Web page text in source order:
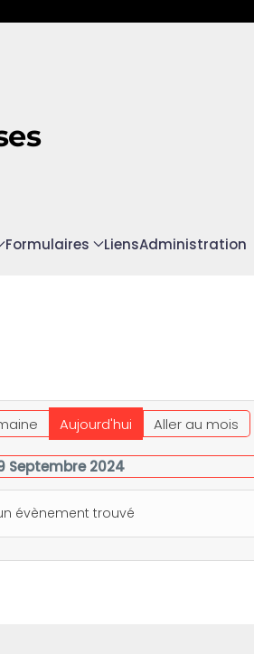
Formulaires LiensAdministration
Aujourd'hui Aller au mois
Septembre 2024
évènement trouvé